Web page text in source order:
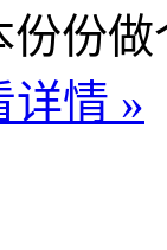
份
详情 »